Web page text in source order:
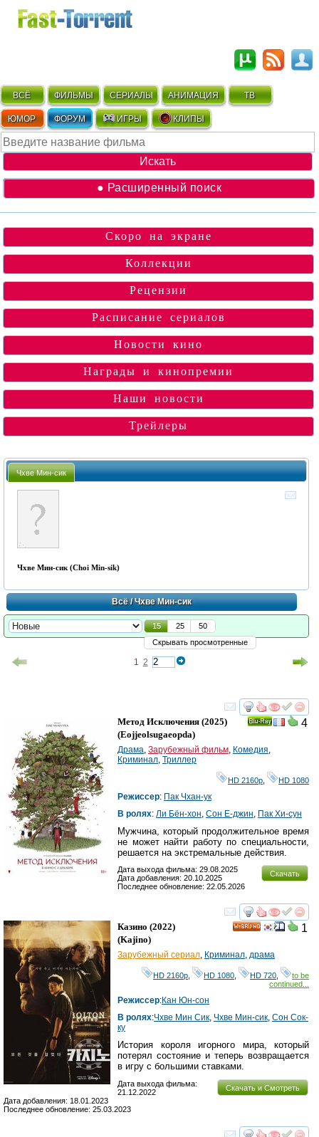
ВСЁ ФИЛЬМЫ СЕРИАЛЫ АНИМАЦИЯ ТВ
ЮМОР ФОРУМ ИГРЫ КЛИПЫ
● Расширенный поиск
Скоро на экране
Коллекции
Рецензии
Расписание сериалов
Новости кино
Награды и кинопремии
Наши новости
Трейлеры
Чхве Мин-сик
Чхве Мин-сик (Choi Min-sik)
Всё/ Чхве Мин-сик
15 25
50
Скрывать просмотренные
1 2
смотреть
4
Метод Исключения (2025)
(Eojjeolsugaeopda)
Драма Зарубежный фильм Комедия
Криминал Триллер
HD 2160р HD 1080
Режиссер: Пак Чхан-ук
В ролях: Ли Бён-хон Сон Е-джин Пак Хи-сун
Мужчина, который продолжительное время
не может найти работу по специальности,
решается на экстремальные действия.
Скачать
Дата выхода фильма: 29.08.2025
Дата добавления: 20.10.2025
Последнее обновление: 22.05.2026
смотреть
1
Казино (2022)
(Kajino)
Зарубежный сериал, Криминал, драма
HD 2160р, HD 1080, HD 720,
to be
continued...
Режиссер:Кан Юн-сон
В ролях:Чхве Мин Сик, Чхве Мин-сик, Сон Сок-
ку
История короля игорного мира, который
потерял состояние и теперь возвращается
в игру с большими ставками.
Скачать и Смотреть
Дата выхода фильма:
21.12.2022
Дата добавления: 18.01.2023
Последнее обновление: 25.03.2023